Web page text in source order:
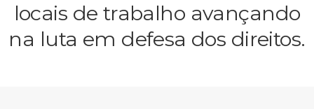
locais de trabalho avançando
na luta em defesa dos direitos.